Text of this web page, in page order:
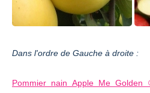
Dans l'ordre de Gauche à droite :
Pommier nain Apple Me Golden